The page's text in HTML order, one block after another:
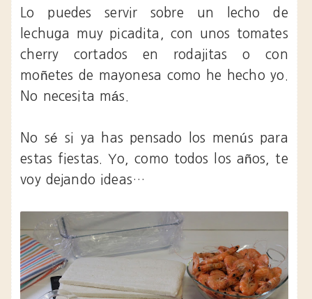
Lo puedes servir sobre un lecho de
lechuga muy picadita, con unos tomates
cherry cortados en rodajitas o con
moñetes de mayonesa como he hecho yo.
No necesita más.
No sé si ya has pensado los menús para
estas fiestas. Yo, como todos los años, te
voy dejando ideas…